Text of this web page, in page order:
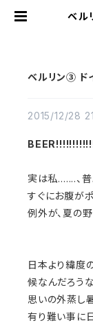
ベル
ベルリン③ ド
2015/12/28
実は私.......、
すぐにお腹がポ
例外が、夏の
日本より緯度
候なんだろう
思いの外蒸し
有り難い事に